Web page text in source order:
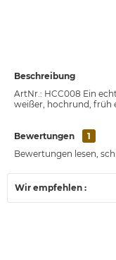
Beschreibung
ArtNr.: HCC008 Ein
weißer, hochrund, früh
Bewertungen
1
Bewertungen lesen,
Wir empfehlen :